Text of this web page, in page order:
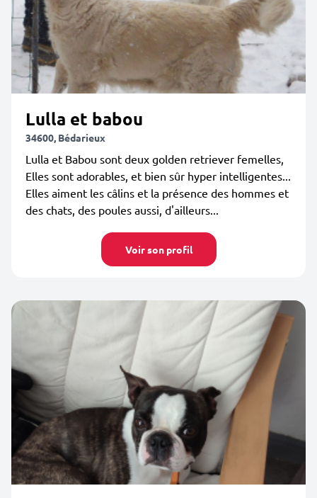
Lulla et babou
34600, Bédarieux
Lulla et Babou sont deux golden retriever femelles,
Elles sont adorables, et bien sûr hyper intelligentes...
Elles aiment les câlins et la présence des hommes et
des chats, des poules aussi, d'ailleurs...
Voir son profil